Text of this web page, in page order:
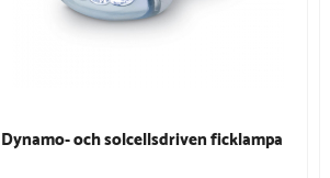
Dynamo- och solcellsdriven ficklampa